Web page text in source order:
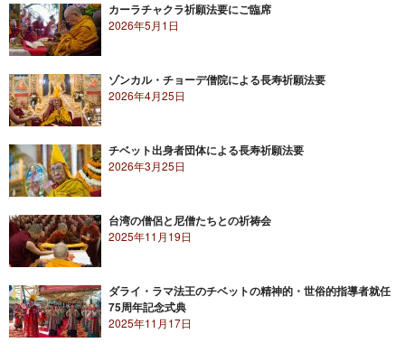
カーラチャクラ祈願法要にご臨席
2026年5月1日
ゾンカル・チョーデ僧院による長寿祈願法要
2026年4月25日
チベット出身者団体による長寿祈願法要
2026年3月25日
台湾の僧侶と尼僧たちとの祈祷会
2025年11月19日
ダライ・ラマ法王のチベットの精神的・世俗的指導者就任
75周年記念式典
2025年11月17日